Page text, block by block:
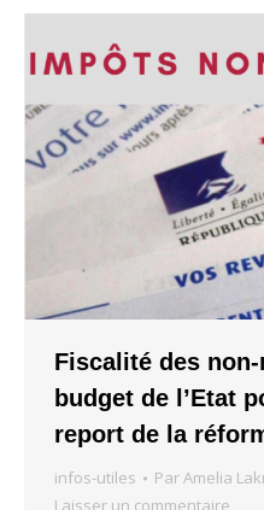
Fiscalité des
budget de l’Etat
report de la
infos-utiles ParAmelia
Laisser un commentaire